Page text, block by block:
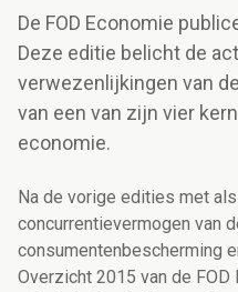
De FOD Economie
Deze editie belicht de
verwezenlijkingen van
van een van zijn vier
economie.
Na de vorige edities met als
concurrentievermogen van
consumentenbescherming
Overzicht 2015 van de